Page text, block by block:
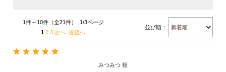
1件～10件（全21件） 1/3ページ
1 2 3 次へ 最後へ
並び順：
みつみつ 様